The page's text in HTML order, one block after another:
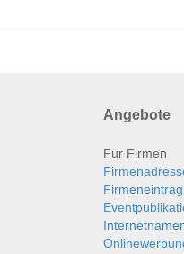
Angebote
Für Firmen